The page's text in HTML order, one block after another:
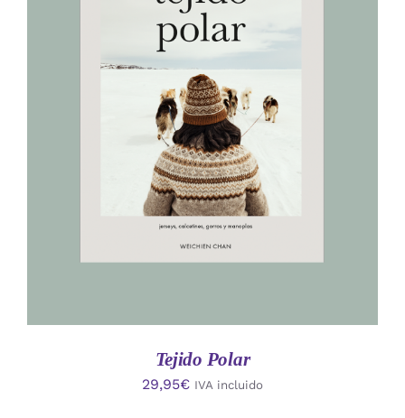
AÑADIR AL CARRITO
/
Tejido Polar
29,95€ IVA incluido